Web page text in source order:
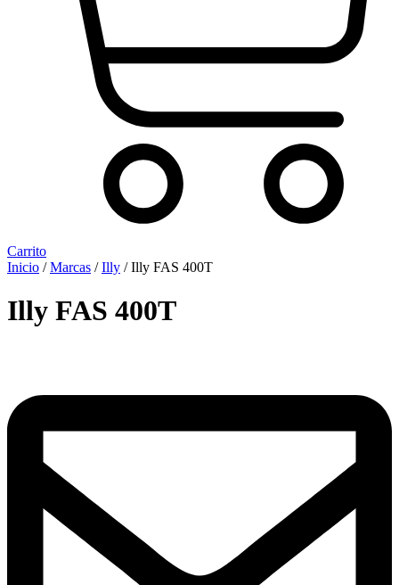
Carrito
Inicio /Marcas /Illy / Illy FAS 400T
Illy FAS 400T